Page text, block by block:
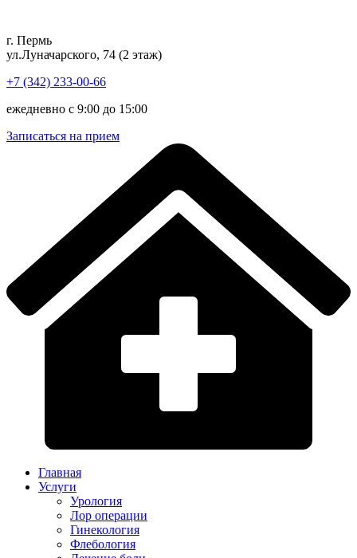
содержимому
г. Пермь
ул.Луначарского, 74 (2 этаж)
+7 (342) 233-00-66
ежедневно с 9:00 до 15:00
Записаться на прием
Главная
Услуги
Урология
Лор операции
Гинекология
Флебология